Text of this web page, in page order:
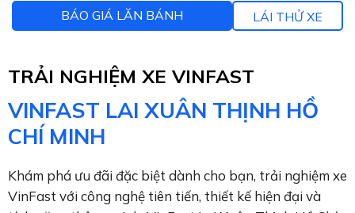
BÁO GIÁ LĂN BÁNH
LÁI THỬ XE
TRẢI NGHIỆM XE VINFAST
VINFAST LAI XUÂN THỊNH HỒ
CHÍ MINH
Khám phá ưu đãi đặc biệt dành cho bạn, trải nghiệm xe
VinFast với công nghệ tiên tiến, thiết kế hiện đại và